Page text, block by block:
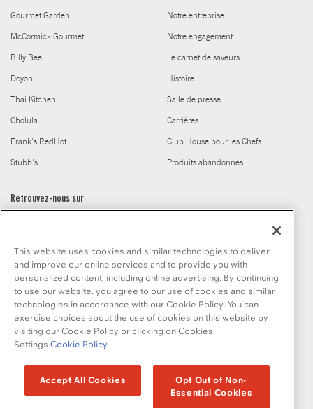
Gourmet Garden
McCormick Gourmet
Billy Bee
Doyon
Thai Kitchen
Cholula
Frank's RedHot
Stubb's
Notre entreprise
Notre engagement
Le carnet de saveurs
Histoire
Salle de presse
Carrières
Club House pour les Chefs
Produits abandonnés
Retrouvez-nous sur
© McCormick & Company, Inc. 2026
Politique en matiere de fichiers temoins
Plan du site
Normes d'accessibilité
This website uses cookies and similar technologies to deliver
and improve our online services and to provide you with
personalized content, including online advertising. By continuing
to use our website, you agree to our use of cookies and similar
technologies in accordance with our Cookie Policy. You can
exercise choices about the use of cookies on this website by
visiting our Cookie Policy or clicking on Cookies
Settings.Cookie Policy
Accept All Cookies
Opt Out of Non-
Essential Cookies